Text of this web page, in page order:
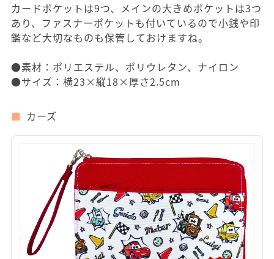
カードポケットは9つ、メインの大きめポケットは3つ
あり、ファスナーポケットも付いているので小銭や印
鑑など大切なものも保管しておけますね。
●素材：ポリエステル、ポリウレタン、ナイロン
●サイズ：横23×縦18×厚さ2.5cm
カーズ